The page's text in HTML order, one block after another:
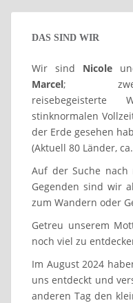
DAS SIND WIR
Wir sind Nicole
Marcel;
reisebegeisterte
stinknormalen
der Erde gesehen
(Aktuell 80 Länder,
Auf der Suche nach
Gegenden sind wir
zum Wandern oder
Getreu unserem
noch viel zu
Im August 2024
uns entdeckt und
anderen Tag den